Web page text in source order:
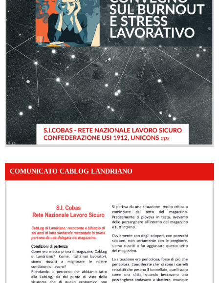
COMUNICATO CABLOG LANDRIANO